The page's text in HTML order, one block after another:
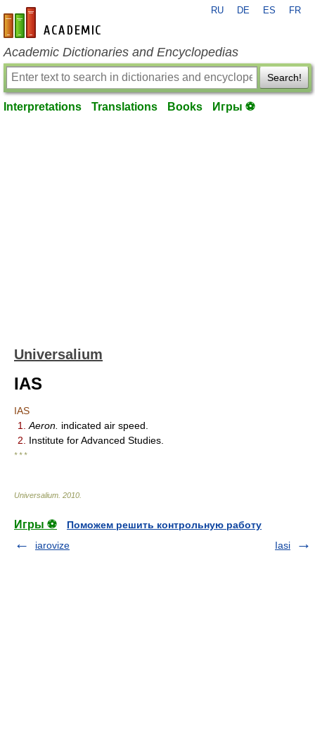
en-academic.com
RU DE ES FR
Academic Dictionaries and Encyclopedias
Search!
Interpretations Translations Books Игры ⚽
Universalium
IAS
IAS
1.
Aeron. indicated air speed.
2.
Institute for Advanced Studies.
* * *
Universalium 2010
Игры ⚽
Поможем решить контрольную работу
iarovize
Iasi